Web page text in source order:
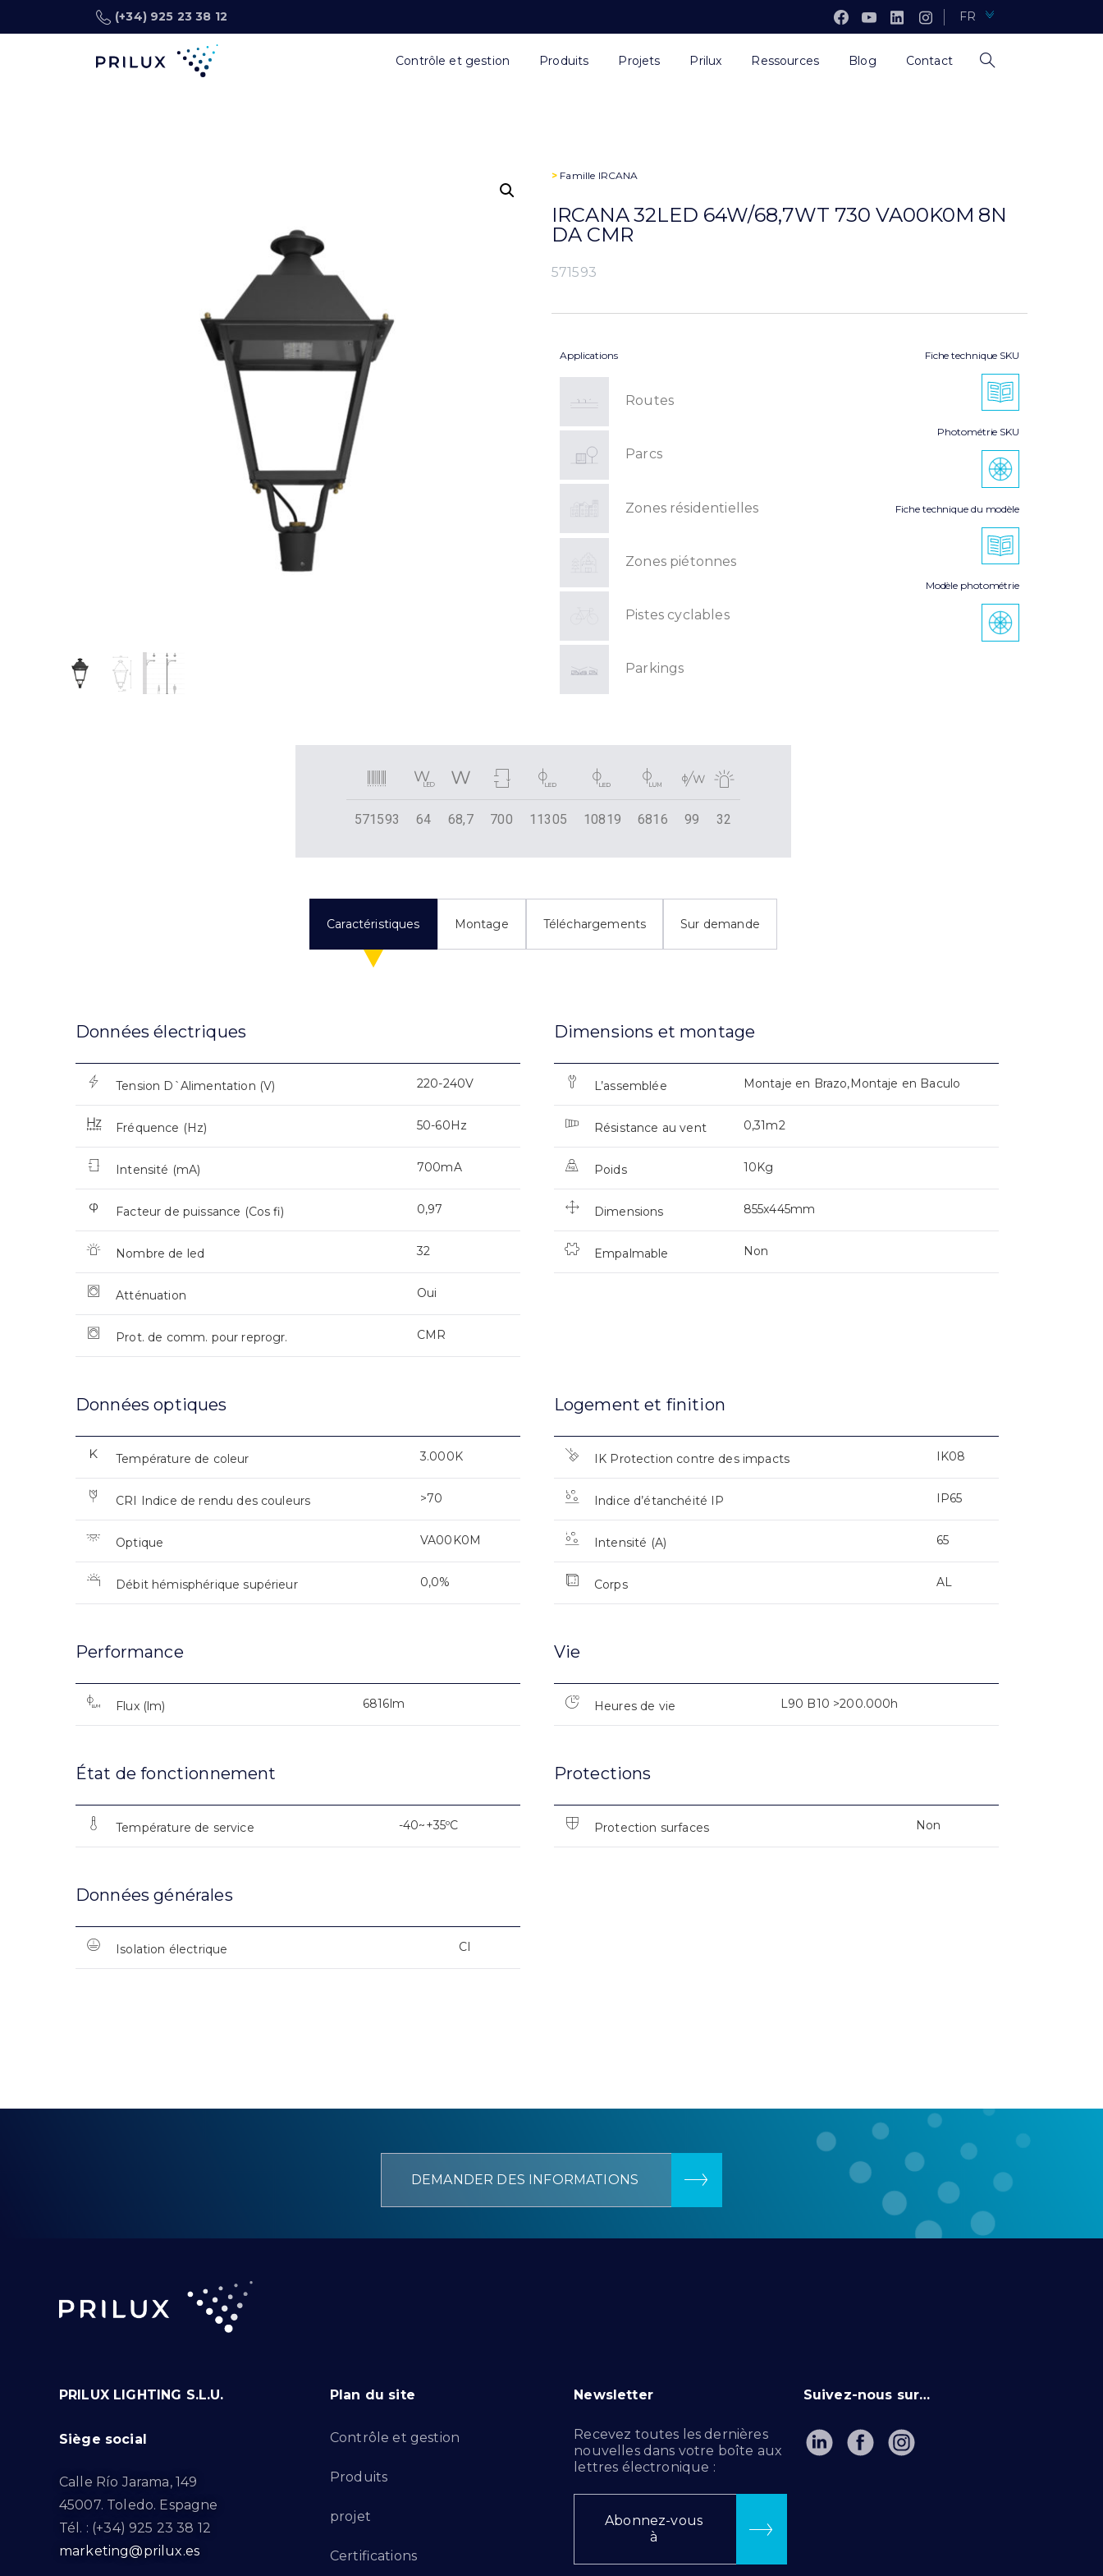
(+34) 925 23 38 12 FR
Contrôle et gestion Produits Projets Prilux Ressources Blog Contact
> Famille IRCANA
IRCANA 32LED 64W/68,7WT 730 VA00K0M 8N
DA CMR
571593
Applications
Routes
Parcs
Zones résidentielles
Zones piétonnes
Pistes cyclables
Parkings
Fiche technique SKU
Photométrie SKU
Fiche technique du modèle
Modèle photométrie
571593 64 68,7 700 11305 10819 6816 99 32
Caractéristiques Montage Téléchargements Sur demande
Données électriques
Tension D`Alimentation (V) 220-240V
Fréquence (Hz) 50-60Hz
Intensité (mA) 700mA
Facteur de puissance (Cos fi) 0,97
Nombre de led 32
Atténuation Oui
Prot. de comm. pour reprogr. CMR
Dimensions et montage
L’assemblée Montaje en Brazo,Montaje en Baculo
Résistance au vent 0,31m2
Poids 10Kg
Dimensions 855x445mm
Empalmable Non
Données optiques
Température de coleur 3.000K
CRI Indice de rendu des couleurs >70
Optique VA00K0M
Débit hémisphérique supérieur 0,0%
Logement et finition
IK Protection contre des impacts IK08
Indice d’étanchéité IP IP65
Intensité (A) 65
Corps AL
Performance
Flux (lm) 6816lm
Vie
Heures de vie L90 B10 >200.000h
État de fonctionnement
Température de service -40~+35ºC
Protections
Protection surfaces Non
Données générales
Isolation électrique CI
DEMANDER DES INFORMATIONS
PRILUX LIGHTING S.L.U.
Siège social
Calle Río Jarama, 149
45007. Toledo. Espagne
Tél. : (+34) 925 23 38 12
marketing@prilux.es
Plan du site
Contrôle et gestion
Produits
projet
Certifications
Newsletter
Recevez toutes les dernières
nouvelles dans votre boîte aux
lettres électronique :
Abonnez-vous
à
Suivez-nous sur…